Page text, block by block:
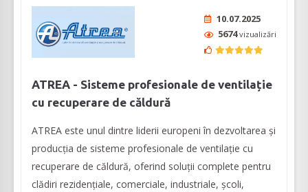
10.07.2025
5674vizualizări
ATREA - Sisteme profesionale de ventilație
cu recuperare de căldură
ATREA este unul dintre liderii europeni în dezvoltarea și
producția de sisteme profesionale de ventilație cu
recuperare de căldură, oferind soluții complete pentru
clădiri rezidențiale, comerciale, industriale, școli,